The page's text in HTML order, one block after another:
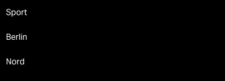
Sport
Berlin
Nord